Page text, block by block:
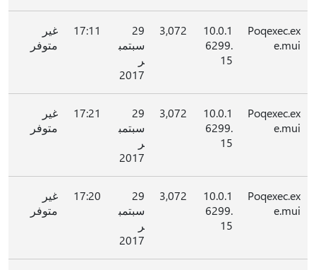
Poqexec.ex
e.mui
10.0.1
6299.
15
3,072
29
سبتمب
ر
2017
17:11
غير
متوفر
Poqexec.ex
e.mui
10.0.1
6299.
15
3,072
29
سبتمب
ر
2017
17:21
غير
متوفر
Poqexec.ex
e.mui
10.0.1
6299.
15
3,072
29
سبتمب
ر
2017
17:20
غير
متوفر